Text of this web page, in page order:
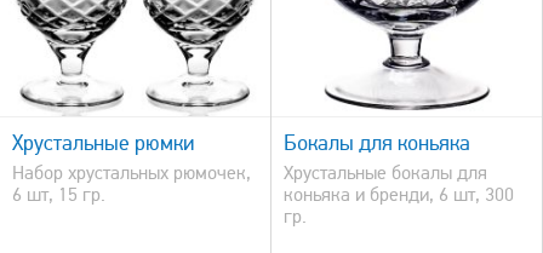
Хрустальные рюмки
Набор хрустальных рюмочек,
6 шт, 15 гр.
быстрый просмотр
Бокалы для коньяка
Хрустальные бокалы для
коньяка и бренди, 6 шт, 300
гр.